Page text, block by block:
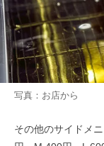
写真：お店から
その他のサイドメ